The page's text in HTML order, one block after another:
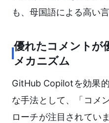
も、母国語による高い
優れたコメントが
メカニズム
GitHub Copilotを効果
な手法として、「コメ
ローチが注目されてい